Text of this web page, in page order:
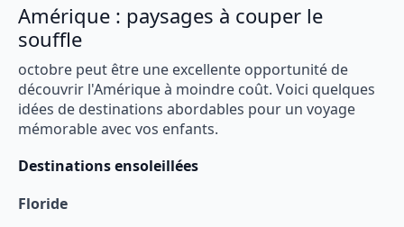
Amérique : paysages à couper le
souffle
octobre peut être une excellente opportunité de
découvrir l'Amérique à moindre coût. Voici quelques
idées de destinations abordables pour un voyage
mémorable avec vos enfants.
Destinations ensoleillées
Floride